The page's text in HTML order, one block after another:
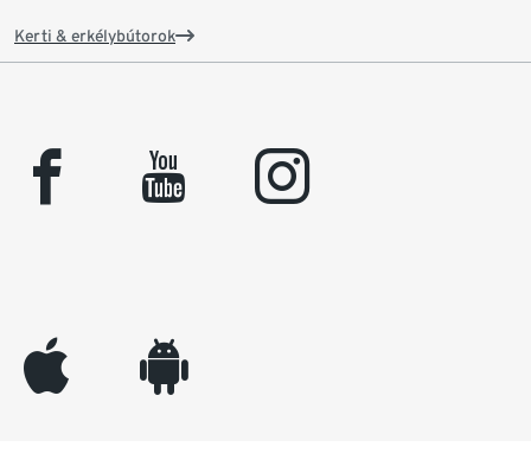
Kerti & erkélybútorok
facebook youtube instagram
appleinc android